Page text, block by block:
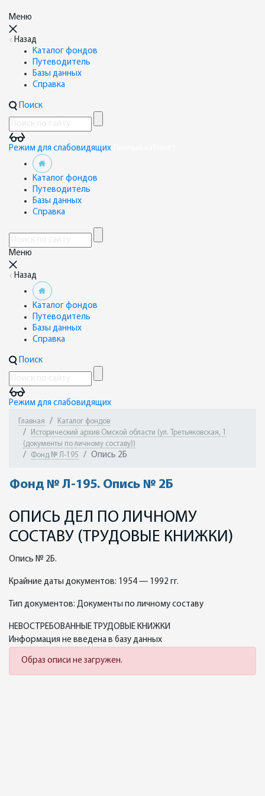
Меню
Назад
Каталог фондов
Путеводитель
Базы данных
Справка
Поиск
Режим для слабовидящих
Каталог фондов
Путеводитель
Базы данных
Справка
Меню
Назад
Каталог фондов
Путеводитель
Базы данных
Справка
Поиск
Режим для слабовидящих
Главная
Каталог фондов
Исторический архив Омской области (ул. Третьяковская, 1
(документы по личному составу))
Фонд № Л-195
Опись 2Б
Фонд № Л-195. Опись № 2Б
ОПИСЬ ДЕЛ ПО ЛИЧНОМУ
СОСТАВУ (ТРУДОВЫЕ КНИЖКИ)
Опись № 2Б.
Крайние даты документов: 1954 — 1992 гг.
Тип документов: Документы по личному составу
НЕВОСТРЕБОВАННЫЕ ТРУДОВЫЕ КНИЖКИ
Информация не введена в базу данных
Образ описи не загружен.